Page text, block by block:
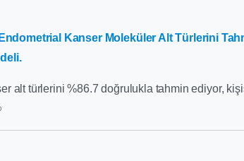
Kanser Moleküler Alt Türlerini
alt türlerini %86.7 doğrulukla tahmin ediyor,